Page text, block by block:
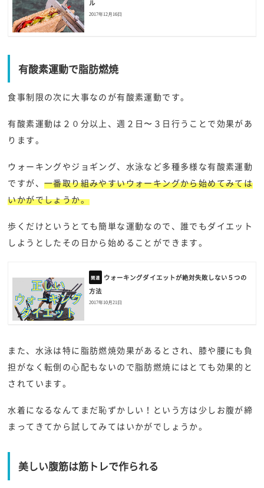
ル
2017年12月16日
有酸素運動で脂肪燃焼
食事制限の次に大事なのが有酸素運動です。
有酸素運動は２０分以上、週２日〜３日行うことで効果があ
ります。
ウォーキングやジョギング、水泳など多種多様な有酸素運動
ですが、一番取り組みやすいウォーキングから始めてみては
いかがでしょうか。
歩くだけというとても簡単な運動なので、誰でもダイエット
しようとしたその日から始めることができます。
ウォーキングダイエットが絶対失敗しない５つの
方法
2017年10月21日
また、水泳は特に脂肪燃焼効果があるとされ、膝や腰にも負
担がなく転倒の心配もないので脂肪燃焼にはとても効果的と
されています。
水着になるなんてまだ恥ずかしい！という方は少しお腹が締
まってきてから試してみてはいかがでしょうか。
美しい腹筋は筋トレで作られる